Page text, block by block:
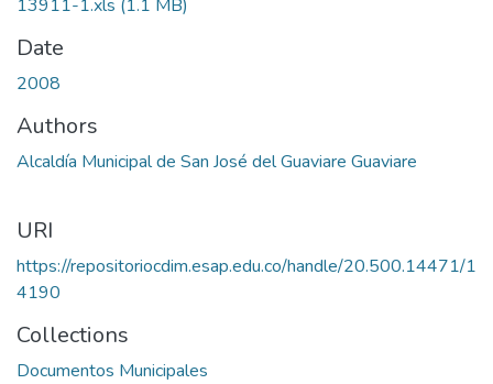
13911-1.xls (1.1 MB)
Date
2008
Authors
Alcaldía Municipal de San José del Guaviare Guaviare
URI
https://repositoriocdim.esap.edu.co/handle/20.500.14471/1
4190
Collections
Documentos Municipales